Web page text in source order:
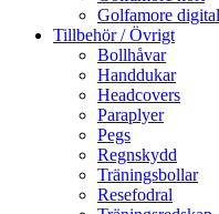
Golfamore
Tillbehör / Övrigt
Bollhåvar
Handdukar
Headcovers
Paraplyer
Pegs
Regnskydd
Träningsbollar
Resefodral